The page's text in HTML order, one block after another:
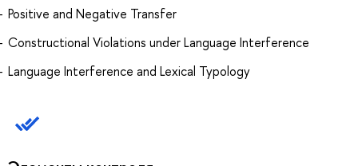
Positive and Negative Transfer
Constructional Violations under Language Interference
Language Interference and Lexical Typology